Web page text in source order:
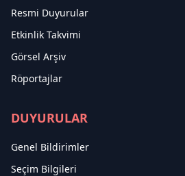
Resmi Duyurular
Etkinlik Takvimi
Görsel Arşiv
Röportajlar
DUYURULAR
Genel Bildirimler
Seçim Bilgileri